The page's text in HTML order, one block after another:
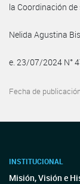
la Coordinación
Nelida Agustina
e. 23/07/2024 N°
Fecha de
INSTITUCIONAL
Misión, Visión e